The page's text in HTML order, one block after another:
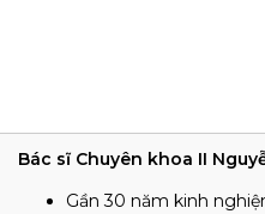
Bác sĩ Chuyên khoa II
Gần 30 năm kinh